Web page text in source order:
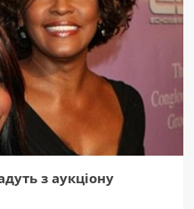
з аукціону